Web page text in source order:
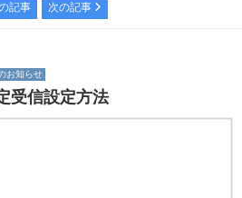
記事 次の記事
お知らせ
受信設定方法